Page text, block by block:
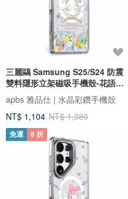
三麗鷗 Samsung S25/S24 防震
雙料隱形立架磁吸手機殼-花語大
耳狗
apbs 雅品仕 | 水晶彩鑽手機殼
NT$ 1,104 NT$ 1,380
免運 8 折